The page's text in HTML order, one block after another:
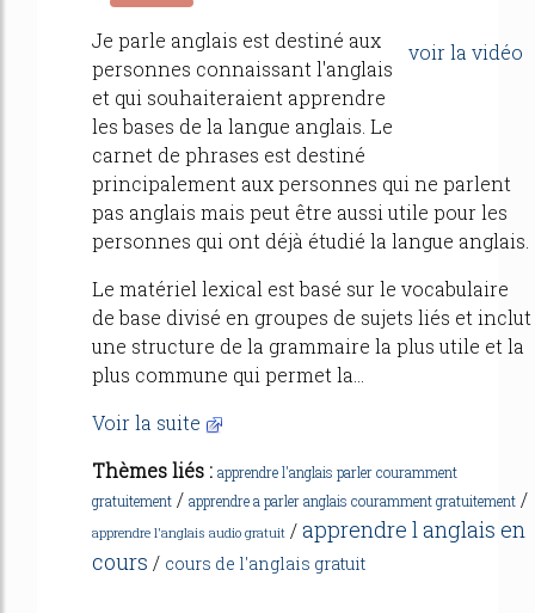
6432%
voir la vidéo
Je parle anglais est destiné aux
personnes connaissant l'anglais
et qui souhaiteraient apprendre
les bases de la langue anglais. Le
carnet de phrases est destiné
principalement aux personnes qui ne parlent
pas anglais mais peut être aussi utile pour les
personnes qui ont déjà étudié la langue anglais.
Le matériel lexical est basé sur le vocabulaire
de base divisé en groupes de sujets liés et inclut
une structure de la grammaire la plus utile et la
plus commune qui permet la...
Voir la suite
Thèmes liés : apprendre l'anglais parler couramment
gratuitement / apprendre a parler anglais couramment gratuitement /
apprendre l'anglais audio gratuit /apprendre l anglais en
cours / cours de l'anglais gratuit